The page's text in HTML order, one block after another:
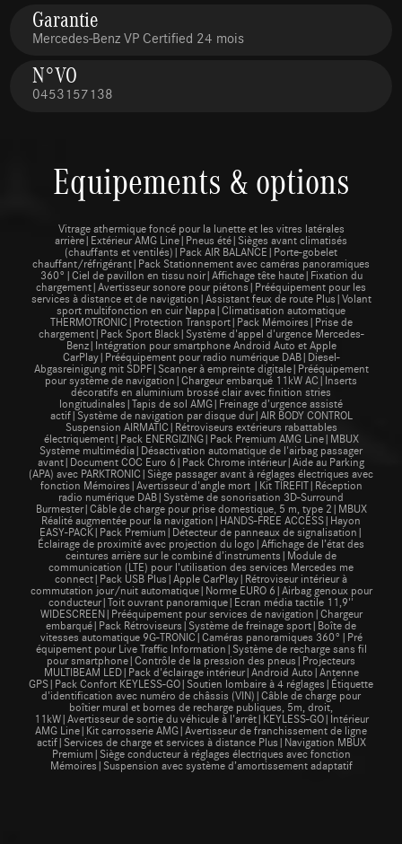
Garantie
Mercedes-Benz VP Certified 24 mois
N°VO
0453157138
Equipements & options
Vitrage athermique foncé pour la lunette et les vitres latérales
arrière|Extérieur AMG Line|Pneus été|Sièges avant climatisés
(chauffants et ventilés)|Pack AIR BALANCE|Porte-gobelet
chauffant/réfrigérant|Pack Stationnement avec caméras panoramiques
360°|Ciel de pavillon en tissu noir|Affichage tête haute|Fixation du
chargement|Avertisseur sonore pour piétons|Prééquipement pour les
services à distance et de navigation|Assistant feux de route Plus|Volant
sport multifonction en cuir Nappa|Climatisation automatique
THERMOTRONIC|Protection Transport|Pack Mémoires|Prise de
chargement|Pack Sport Black|Système d'appel d'urgence Mercedes-
Benz|Intégration pour smartphone Android Auto et Apple
CarPlay|Prééquipement pour radio numérique DAB|Diesel-
Abgasreinigung mit SDPF|Scanner à empreinte digitale|Prééquipement
pour système de navigation|Chargeur embarqué 11kW AC|Inserts
décoratifs en aluminium brossé clair avec finition stries
longitudinales|Tapis de sol AMG|Freinage d’urgence assisté
actif|Système de navigation par disque dur|AIR BODY CONTROL
Suspension AIRMATIC|Rétroviseurs extérieurs rabattables
électriquement|Pack ENERGIZING|Pack Premium AMG Line|MBUX
Système multimédia|Désactivation automatique de l'airbag passager
avant|Document COC Euro 6|Pack Chrome intérieur|Aide au Parking
(APA) avec PARKTRONIC|Siège passager avant à réglages électriques avec
fonction Mémoires|Avertisseur d'angle mort |Kit TIREFIT|Réception
radio numérique DAB|Système de sonorisation 3D-Surround
Burmester|Câble de charge pour prise domestique, 5 m, type 2|MBUX
Réalité augmentée pour la navigation|HANDS-FREE ACCESS|Hayon
EASY-PACK|Pack Premium|Détecteur de panneaux de signalisation|
Éclairage de proximité avec projection du logo|Affichage de l’état des
ceintures arrière sur le combiné d’instruments|Module de
communication (LTE) pour l’utilisation des services Mercedes me
connect|Pack USB Plus|Apple CarPlay|Rétroviseur intérieur à
commutation jour/nuit automatique|Norme EURO 6|Airbag genoux pour
conducteur|Toit ouvrant panoramique|Ecran média tactile 11,9''
WIDESCREEN|Prééquipement pour services de navigation|Chargeur
embarqué|Pack Rétroviseurs|Système de freinage sport|Boîte de
vitesses automatique 9G-TRONIC|Caméras panoramiques 360°|Pré
équipement pour Live Traffic Information|Système de recharge sans fil
pour smartphone|Contrôle de la pression des pneus|Projecteurs
MULTIBEAM LED|Pack d'éclairage intérieur|Android Auto|Antenne
GPS|Pack Confort KEYLESS-GO|Soutien lombaire à 4 réglages|Étiquette
d'identification avec numéro de châssis (VIN)|Câble de charge pour
boîtier mural et bornes de recharge publiques, 5m, droit,
11kW|Avertisseur de sortie du véhicule à l'arrêt|KEYLESS-GO|Intérieur
AMG Line|Kit carrosserie AMG|Avertisseur de franchissement de ligne
actif|Services de charge et services à distance Plus|Navigation MBUX
Premium|Siège conducteur à réglages électriques avec fonction
Mémoires|Suspension avec système d’amortissement adaptatif